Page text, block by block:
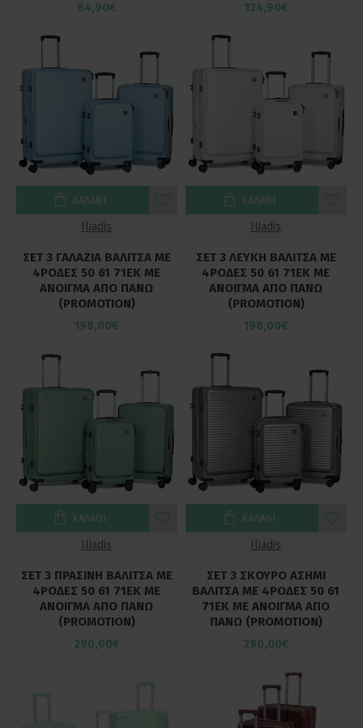
84,90€ 124,90€
Iliadis
ΣΕΤ 3 ΓΑΛΑΖΙΑ ΒΑΛΙΤΣΑ ΜΕ
4ΡΟΔΕΣ 50 61 71ΕΚ ΜΕ
ΑΝΟΙΓΜΑ ΑΠΟ ΠΑΝΩ
(PROMOTION)
198,00€
ΚΑΛΆΘΙ
Iliadis
ΣΕΤ 3 ΛΕΥΚΗ ΒΑΛΙΤΣΑ ΜΕ
4ΡΟΔΕΣ 50 61 71ΕΚ ΜΕ
ΑΝΟΙΓΜΑ ΑΠΟ ΠΑΝΩ
(PROMOTION)
198,00€
ΚΑΛΆΘΙ
Iliadis
ΣΕΤ 3 ΠΡΑΣΙΝΗ ΒΑΛΙΤΣΑ ΜΕ
4ΡΟΔΕΣ 50 61 71ΕΚ ΜΕ
ΑΝΟΙΓΜΑ ΑΠΟ ΠΑΝΩ
(PROMOTION)
290,00€
ΚΑΛΆΘΙ
Iliadis
ΣΕΤ 3 ΣΚΟΥΡΟ ΑΣΗΜΙ
ΒΑΛΙΤΣΑ ΜΕ 4ΡΟΔΕΣ 50 61
71ΕΚ ΜΕ ΑΝΟΙΓΜΑ ΑΠΟ
ΠΑΝΩ (PROMOTION)
290,00€
ΚΑΛΆΘΙ